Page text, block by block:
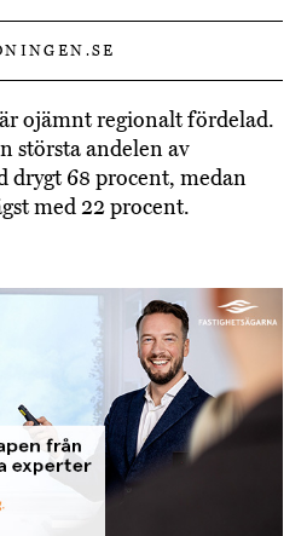
ojämnt regionalt fördelad.
största andelen av
drygt 68 procent, medan
med 22 procent.